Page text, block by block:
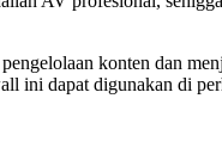
konten dan
ini dapat digunakan di